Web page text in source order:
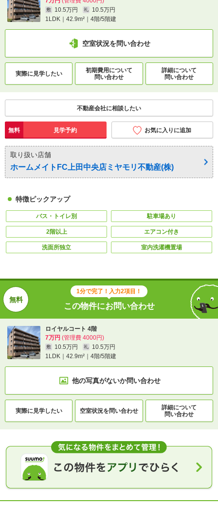
敷 10.5万円 礼
10.5万円
1LDK｜42.9m²｜4階/5階建
空室状況を問い合わせ
実際に見学したい
初期費用について
問い合わせ
詳細について
問い合わせ
不動産会社に相談したい
無料 見学予約 お気に入りに追加
取り扱い店舗
ホームメイトFC上田中央店ミヤモリ不動産(株)
特徴ピックアップ
バス・トイレ別 駐車場あり
2階以上 エアコン付き
洗面所独立 室内洗濯機置場
1分で完了！入力2項目！
この物件にお問い合わせ
ロイヤルコート 4階
7万円 (管理費 4000円)
敷 10.5万円 礼
10.5万円
1LDK｜42.9m²｜4階/5階建
他の写真がないか問い合わせ
実際に見学したい 空室状況を問い合わせ
詳細について
問い合わせ